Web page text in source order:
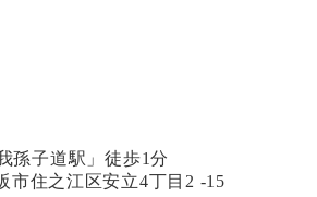
我孫子道駅」徒歩1分
市住之江区安立4丁目2 -15